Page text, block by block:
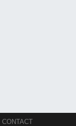
CONTACT